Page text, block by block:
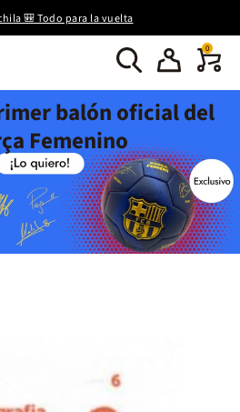
🎒 Todo para la vuelta
0
balón oficial del
Femenino